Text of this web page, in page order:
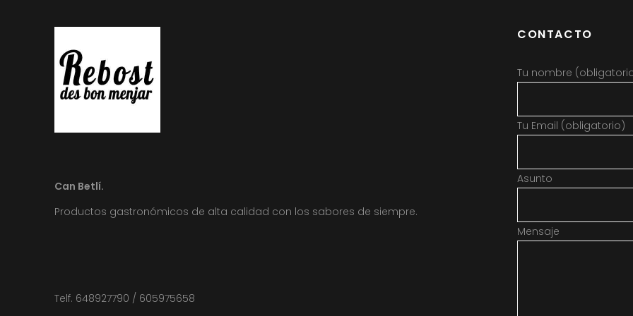
Can Betlí.
Productos gastronómicos de alta calidad con los sabores de siempre.
Telf. 648927790 / 605975658
CONTACTO
Tu nombre
Tu Email (obligatorio)
Asunto
Mensaje